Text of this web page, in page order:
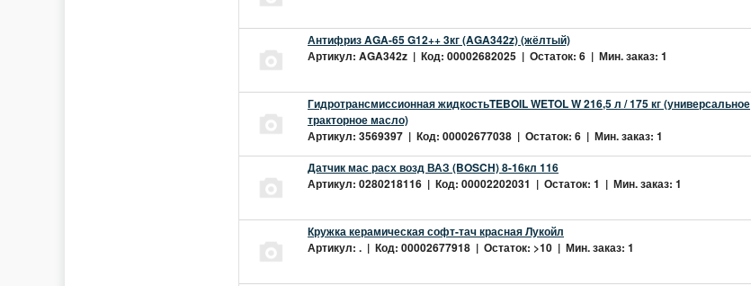
Антифриз AGA-65 G12++ 3кг (AGA342z) (жёлтый)
Артикул: AGA342z | Код: 00002682025 | Остаток: 6 | Мин. заказ: 1
Гидротрансмиссионная жидкостьTEBOIL WETOL W 216,5 л / 175 кг (универсальное
тракторное масло)
Артикул: 3569397 | Код: 00002677038 | Остаток: 6 | Мин. заказ: 1
Датчик мас расх возд ВАЗ (BOSCH) 8-16кл 116
Артикул: 0280218116 | Код: 00002202031 | Остаток: 1 | Мин. заказ: 1
Кружка керамическая софт-тач красная Лукойл
Артикул: . | Код: 00002677918 | Остаток: >10 | Мин. заказ: 1